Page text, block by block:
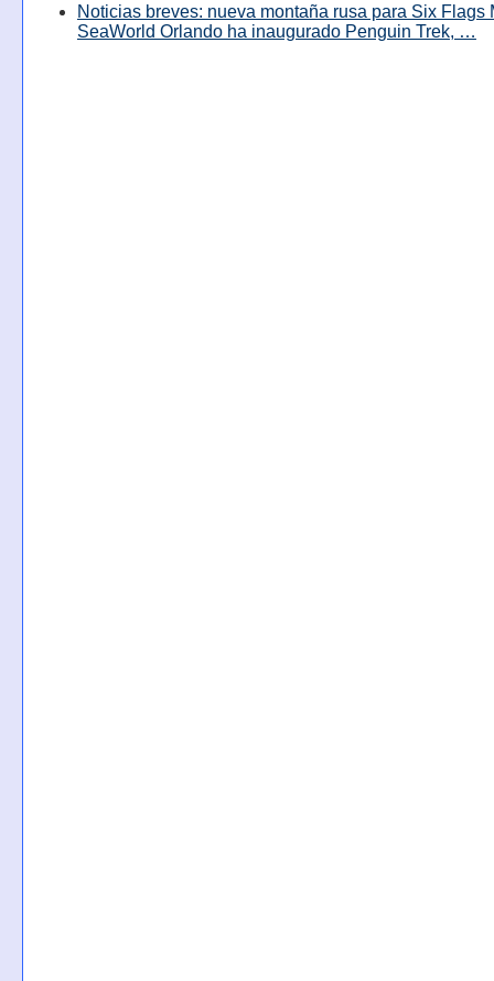
Noticias breves: nueva montaña rusa para Six Flags
SeaWorld Orlando ha inaugurado Penguin Trek, …